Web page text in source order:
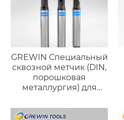
GREWIN Специальный
сквозной метчик (DIN,
порошковая
металлургия) для
нержавеющей стали